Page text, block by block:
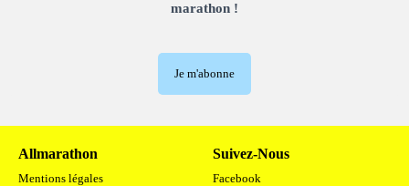
marathon !
Je m'abonne
Allmarathon
Mentions légales
Suivez-Nous
Facebook